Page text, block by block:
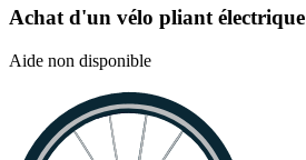
Achat d'un vélo pliant électrique
Aide non disponible